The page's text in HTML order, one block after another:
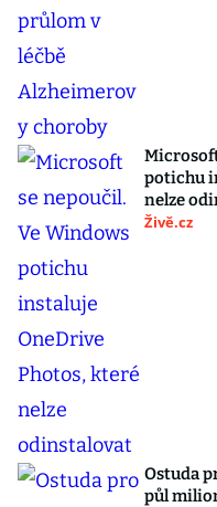
potichu
nelze
Živě.cz
Ostuda
půl